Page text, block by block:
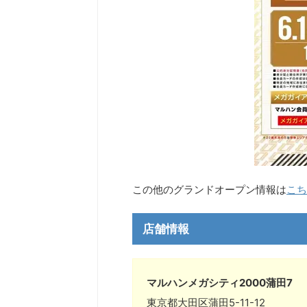
この他のグランドオープン情報はこ
店舗情報
マルハンメガシティ2000蒲田7
東京都大田区蒲田5-11-12